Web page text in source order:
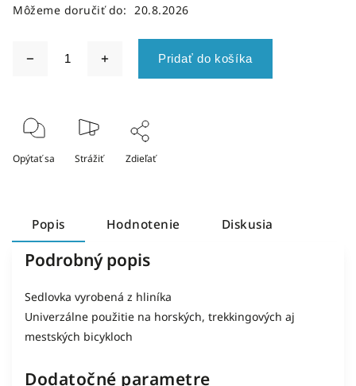
Môžeme doručiť do: 20.8.2026
Pridať do košíka
Opýtať sa Strážiť Zdieľať
Popis Hodnotenie Diskusia
Podrobný popis
Sedlovka vyrobená z hliníka
Univerzálne použitie na horských, trekkingových aj
mestských bicykloch
Dodatočné parametre